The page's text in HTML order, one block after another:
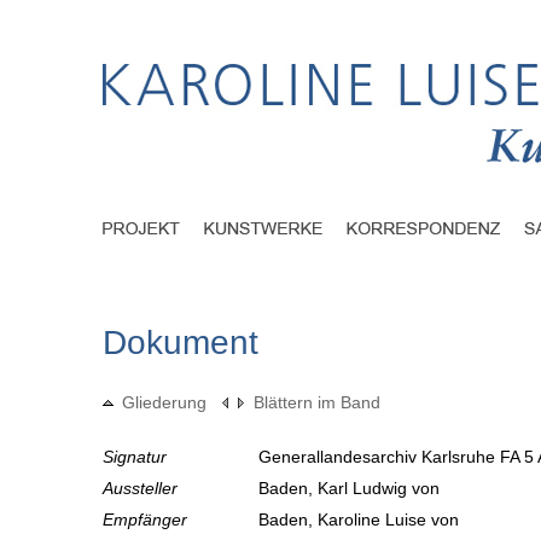
Dokument
Gliederung Blättern im Band
Signatur
Generallandesarchiv Karlsruhe FA
Aussteller
Baden, Karl Ludwig von
Empfänger
Baden, Karoline Luise von